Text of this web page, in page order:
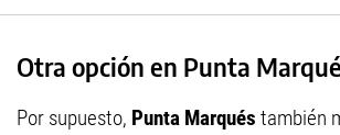
Otra opción en Punta
Por supuesto, Punta Marqués también